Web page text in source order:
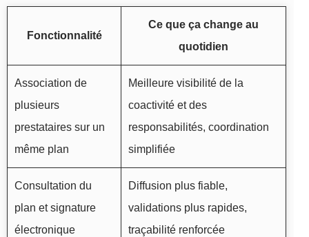
Fonctionnalité
Ce que ça change au
quotidien
Association de
plusieurs
prestataires sur un
même plan
Meilleure visibilité de la
coactivité et des
responsabilités, coordination
simplifiée
Consultation du
plan et signature
électronique
Diffusion plus fiable,
validations plus rapides,
traçabilité renforcée